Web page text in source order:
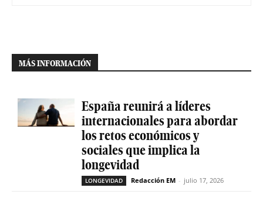
MÁS INFORMACIÓN
España reunirá a líderes
internacionales para abordar
los retos económicos y
sociales que implica la
longevidad
LONGEVIDAD Redacción EM - julio 17, 2026